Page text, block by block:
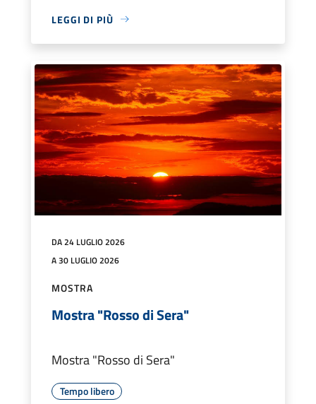
LEGGI DI PIÙ
DA 24 LUGLIO 2026
A 30 LUGLIO 2026
MOSTRA
Mostra "Rosso di Sera"
Mostra "Rosso di Sera"
Tempo libero